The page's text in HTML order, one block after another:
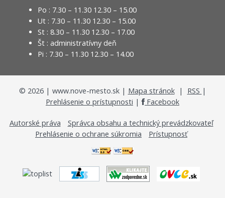
Po : 7.30 – 11.30 12.30 – 15.00
Ut : 7.30 – 11.30 12.30 – 15.00
St : 8.30 – 11.30 12.30 – 17.00
Št : administratívny deň
Pi : 7.30 – 11.30 12.30 – 14.00
© 2026| www.nove-mesto.sk | Mapa stránok| RSS |
Prehlásenie o prístupnosti | Facebook
Autorské práva
Správca obsahu a technický prevádzkovateľ
Prehlásenie o ochrane súkromia
Prístupnosť